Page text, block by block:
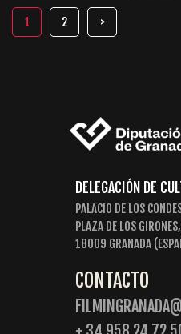
1 2
DELEGACIÓN DE
PALACIO DE LOS
PLAZA DE LOS
18009 GRANADA
CONTACTO